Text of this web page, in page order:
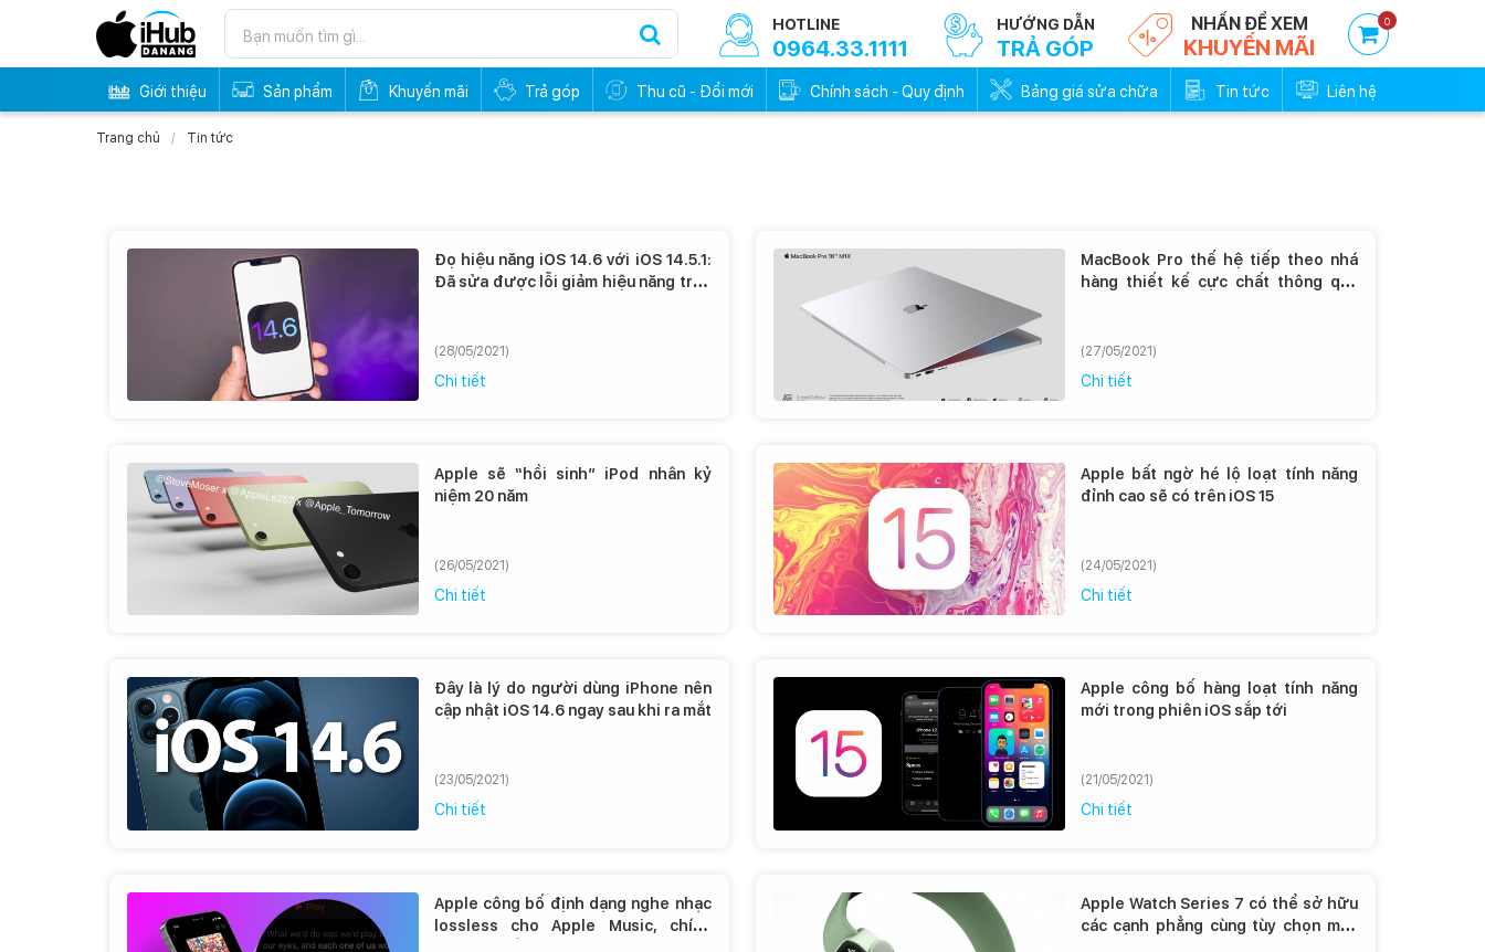
0
NHẤN ĐỂ XEM
KHUYẾN MÃI
HƯỚNG DẪN
TRẢ GÓP
HOTLINE
0964.33.1111
Giới thiệu Sản phẩm Khuyến mãi Trả góp Thu cũ - Đổi mới Chính sách - Quy định Bảng giá sửa chữa Tin tức Liên hệ
Trang chủ Tin tức
Đọ hiệu năng iOS 14.6 với iOS 14.5.1:
Đã sửa được lỗi giảm hiệu năng trên
(28/05/2021)
Chi tiết
MacBook Pro thế hệ tiếp theo nhá
hàng thiết kế cực chất thông qua
(27/05/2021)
Chi tiết
Apple sẽ “hồi sinh” iPod nhân kỷ
niệm 20 năm
(26/05/2021)
Chi tiết
Apple bất ngờ hé lộ loạt tính năng
đỉnh cao sẽ có trên iOS 15
(24/05/2021)
Chi tiết
Đây là lý do người dùng iPhone nên
cập nhật iOS 14.6 ngay sau khi ra mắt
(23/05/2021)
Chi tiết
Apple công bố hàng loạt tính năng
mới trong phiên iOS sắp tới
(21/05/2021)
Chi tiết
Apple công bố định dạng nghe nhạc
lossless cho Apple Music, chính
Apple Watch Series 7 có thể sở hữu
các cạnh phẳng cùng tùy chọn màu